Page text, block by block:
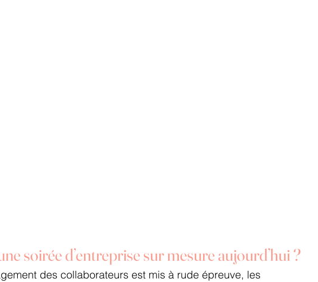
soirée d’entreprise sur mesure aujourd’hui ?
des collaborateurs est mis à rude épreuve, les